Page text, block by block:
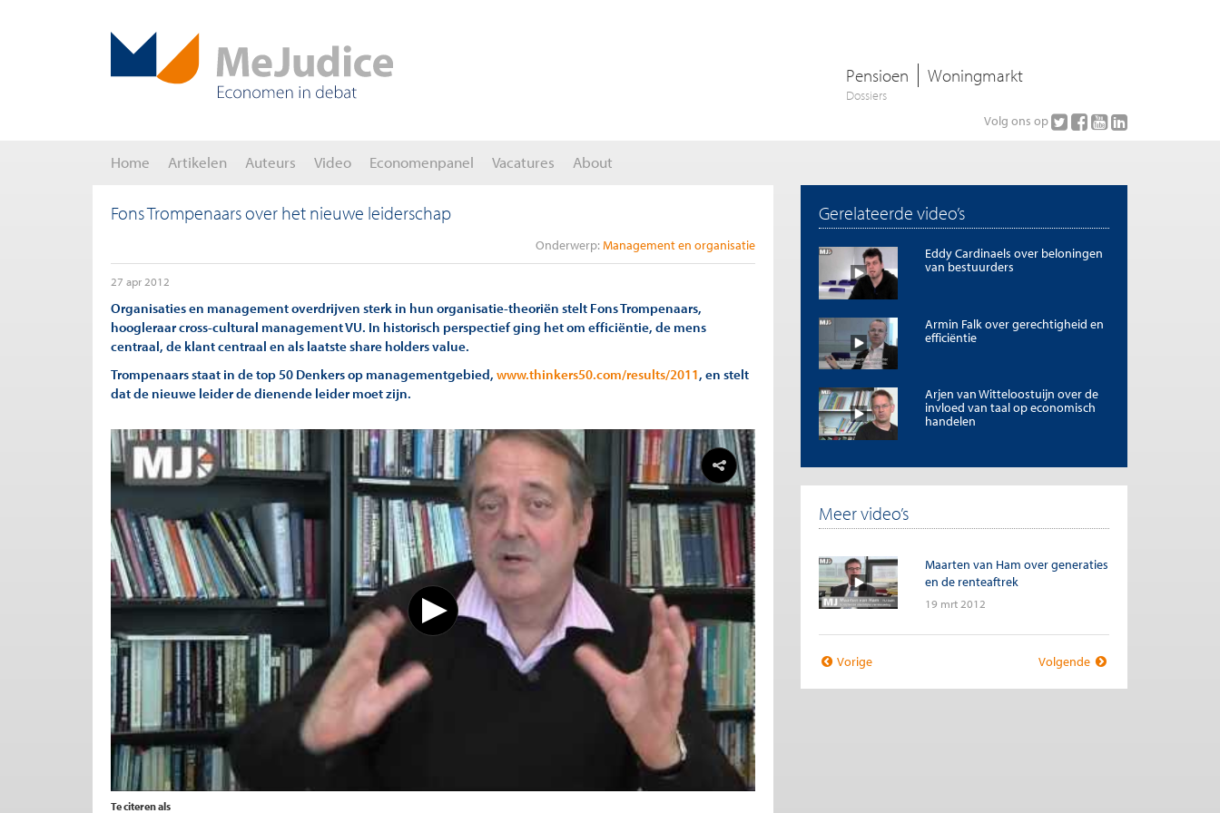
Pensioen Woningmarkt
Dossiers
Volg ons op
Home Artikelen Auteurs Video Economenpanel Vacatures About
Fons Trompenaars over het nieuwe leiderschap
Onderwerp: Management en organisatie
27 apr 2012
Organisaties en management overdrijven sterk in hun organisatie-theoriën stelt Fons Trompenaars,
hoogleraar cross-cultural management VU. In historisch perspectief ging het om efficiëntie, de mens
centraal, de klant centraal en als laatste share holders value.
Trompenaars staat in de top 50 Denkers op managementgebied, www.thinkers50.com/results/2011, en stelt
dat de nieuwe leider de dienende leider moet zijn.
Te citeren als
Gerelateerde video’s
Eddy Cardinaels over beloningen
van bestuurders
Armin Falk over gerechtigheid en
efficiëntie
Arjen van Witteloostuijn over de
invloed van taal op economisch
handelen
Meer video’s
Maarten van Ham over generaties
en de renteaftrek
19 mrt 2012
Vorige Volgende